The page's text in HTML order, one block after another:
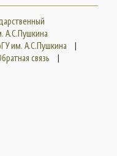
А.С.Пушкина
им. А.С.Пушкина
|
связь
|